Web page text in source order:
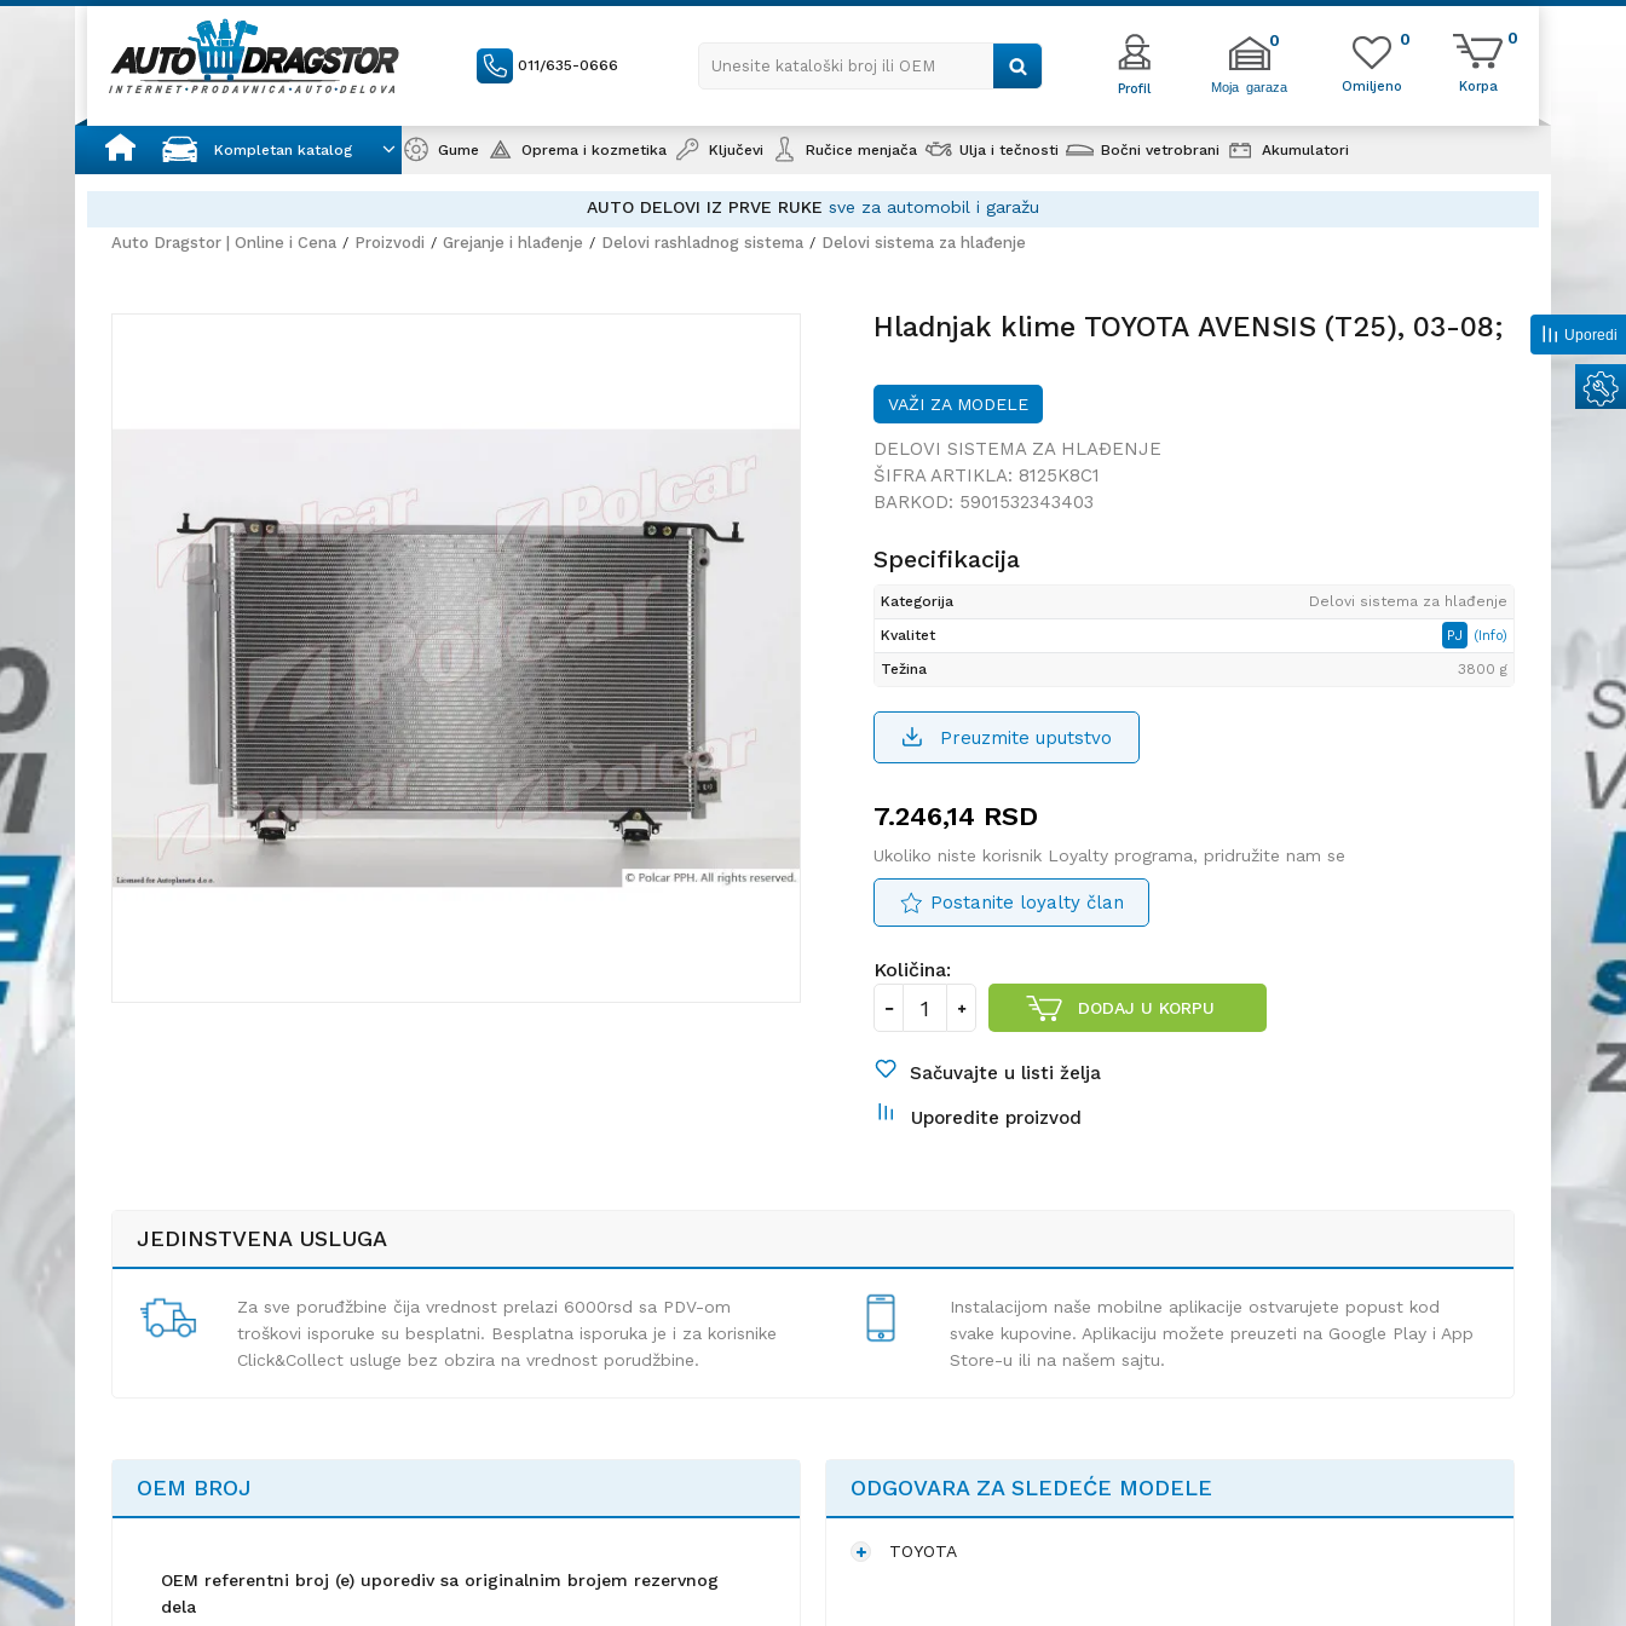
011/635-0666 Unesite kataloški broj ili OEM
Profil Moja garaza
0
Korpa
0
Omiljeno
0
Kompletan katalog Gume Oprema i kozmetika Ključevi Ručice menjača Ulja i tečnosti Bočni vetrobrani Akumulatori
AUTO DELOVI IZ PRVE RUKE sve za automobil i garažu
Auto Dragstor | Online i Cena Proizvodi Grejanje i hlađenje Delovi rashladnog sistema Delovi sistema za hlađenje
Hladnjak klime TOYOTA AVENSIS (T25), 03-08;
VAŽI ZA MODELE
DELOVI SISTEMA ZA HLAĐENJE
ŠIFRA ARTIKLA: 8125K8C1
BARKOD: 5901532343403
Specifikacija
Kategorija
Delovi sistema za hlađenje
Kvalitet
PJ (Info)
Težina 3800 g
Preuzmite uputstvo
7.246,14 RSD
Ukoliko niste korisnik Loyalty programa, pridružite nam se
Postanite loyalty član
Količina:
DODAJ U KORPU
Sačuvajte u listi želja
Uporedite proizvod
JEDINSTVENA USLUGA
Za sve poruđžbine čija vrednost prelazi 6000rsd sa PDV-om
troškovi isporuke su besplatni. Besplatna isporuka je i za korisnike
Click&Collect usluge bez obzira na vrednost porudžbine.
Instalacijom naše mobilne aplikacije ostvarujete popust kod
svake kupovine. Aplikaciju možete preuzeti na Google Play i App
Store-u ili na našem sajtu.
OEM BROJ
OEM referentni broj (e) uporediv sa originalnim brojem rezervnog
dela
ODGOVARA ZA SLEDEĆE MODELE
TOYOTA
Uporedi